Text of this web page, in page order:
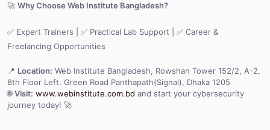
🚀 Why Choose Web Institute Bangladesh?
✅ Expert Trainers | ✅ Practical Lab Support | ✅ Career &
Freelancing Opportunities
📍 Location: Web Institute Bangladesh, Rowshan Tower 152/2, A-2,
8th Floor Left. Green Road Panthapath(Signal), Dhaka 1205
🌐Visit: www.webinstitute.com.bd and start your cybersecurity
journey today! 🚀